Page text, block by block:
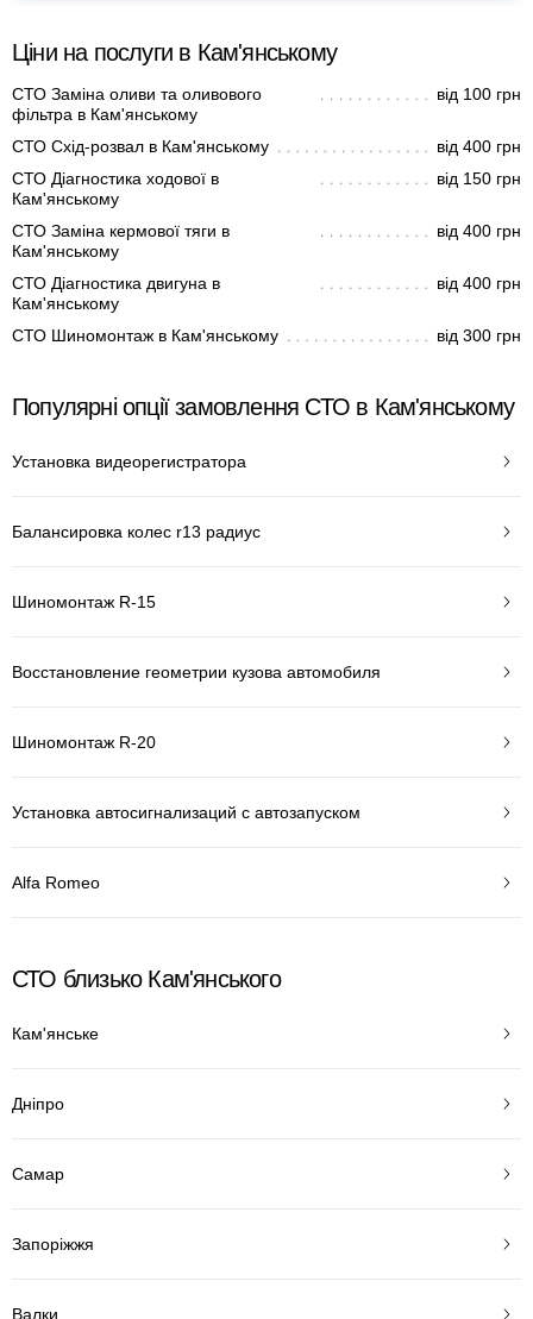
Ціни на послуги в Кам'янському
СТО Заміна оливи та оливового
фільтра в Кам'янському
від 100 грн
СТО Схід-розвал в Кам'янському
від 400 грн
СТО Діагностика ходової в
Кам'янському
від 150 грн
СТО Заміна кермової тяги в
Кам'янському
від 400 грн
СТО Діагностика двигуна в
Кам'янському
від 400 грн
СТО Шиномонтаж в Кам'янському від 300 грн
Популярні опції замовлення СТО в Кам'янському
Установка видеорегистратора
Балансировка колес r13 радиус
Шиномонтаж R-15
Восстановление геометрии кузова автомобиля
Шиномонтаж R-20
Установка автосигнализаций с автозапуском
Alfa Romeo
СТО близько Кам'янського
Кам'янське
Дніпро
Самар
Запоріжжя
Валки